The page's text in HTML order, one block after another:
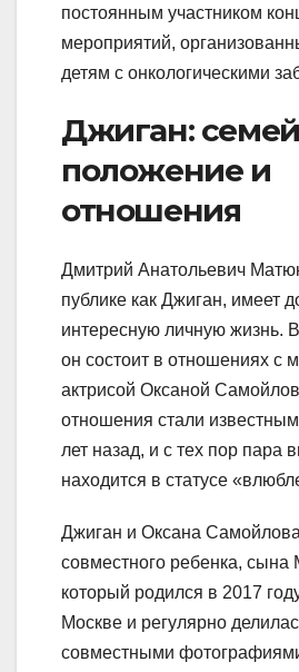
постоянным участником
мероприятий,
детям с онкологическими
Джиган:
положение и
отношения
Дмитрий Анатольевич
публике как Джиган, имеет
интересную личную жизнь.
он состоит в отношениях с
актрисой Оксаной
отношения стали
лет назад, и с тех пор пара
находится в статусе
Джиган и Оксана
совместного ребенка, сына
который родился в 2017
Москве и регулярно
совместными